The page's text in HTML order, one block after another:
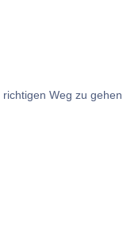
Weg zu gehen